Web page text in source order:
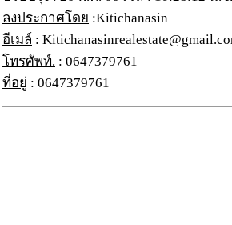
ลงประกาศโดย :Kitichanasin
อีเมล์ :
โทรศัพท์. : 0647379761
ที่อยู่ : 0647379761